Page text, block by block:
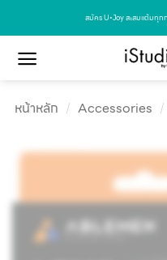
สมัคร U•Joy สะสมแต้มทุก
หน้าหลัก / Accessories /